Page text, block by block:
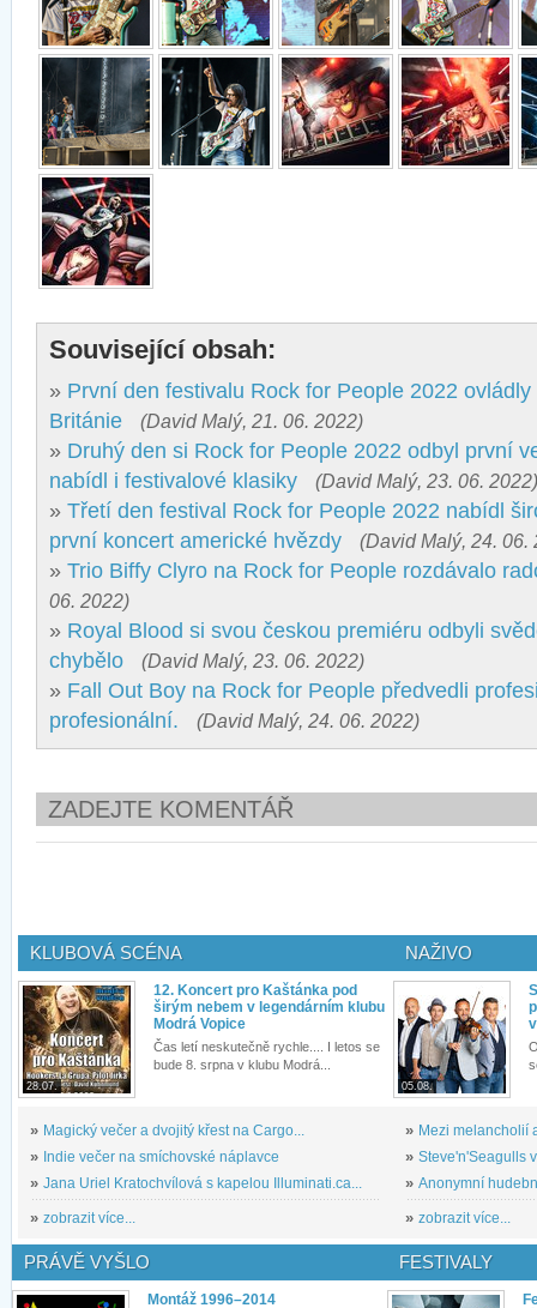
Související obsah:
» První den festivalu Rock for People 2022
Británie
(David Malý, 21. 06. 2022)
» Druhý den si Rock for People 2022 odbyl první
nabídl i festivalové klasiky
(David Malý, 23. 06. 2022)
» Třetí den festival Rock for People 2022 nabídl
první koncert americké hvězdy
(David Malý, 24. 06.
» Trio Biffy Clyro na Rock for People rozdávalo
06. 2022)
» Royal Blood si svou českou premiéru odbyli
chybělo
(David Malý, 23. 06. 2022)
» Fall Out Boy na Rock for People předvedli
profesionální.
(David Malý, 24. 06. 2022)
ZADEJTE KOMENTÁŘ
KLUBOVÁ SCÉNA
28.07.
12. Koncert pro Kaštánka pod
širým nebem v legendárním klubu
Modrá Vopice
Čas letí neskutečně rychle.... I letos se
bude 8. srpna v klubu Modrá...
» Magický večer a dvojitý křest na Cargo...
» Indie večer na smíchovské náplavce
» Jana Uriel Kratochvílová s kapelou Illuminati.ca...
» zobrazit více...
NAŽIVO
05.08.
» Mezi melancholií
» Steve'n'Seagulls
» Anonymní
» zobrazit více...
PRÁVĚ VYŠLO
Montáž 1996–2014
FESTIVALY